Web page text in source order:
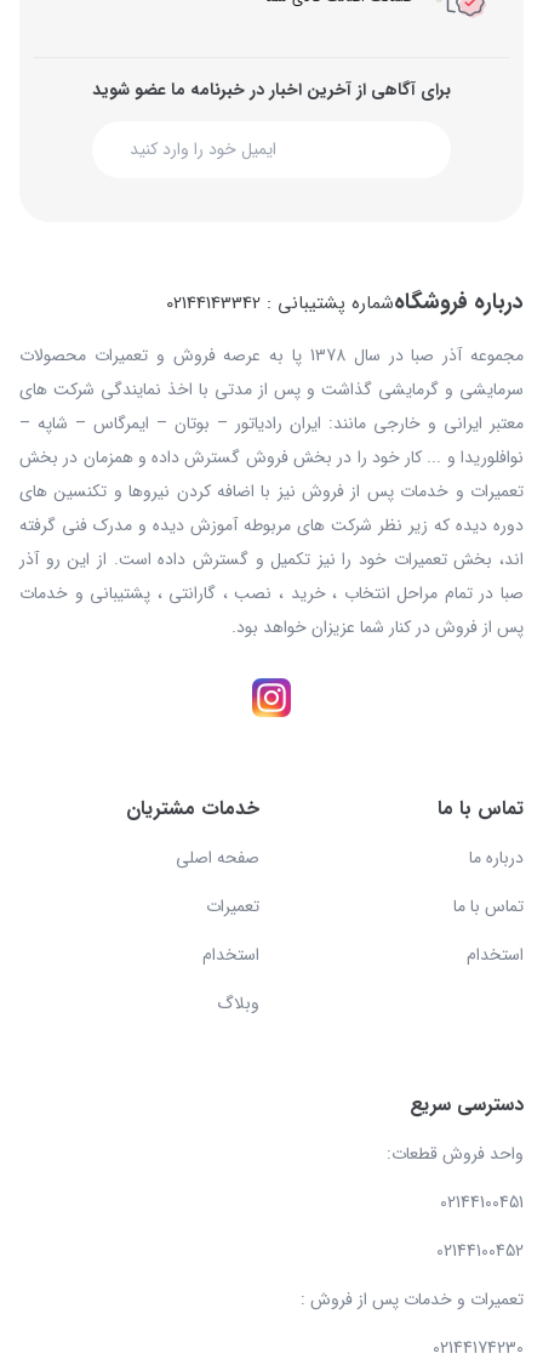
برای آگاهی از آخرین اخبار در خبرنامه ما عضو شوید
درباره فروشگاهشماره پشتیبانی : 02144143342
مجموعه آذر صبا در سال 1378 پا به عرصه فروش و تعمیرات محصولات
سرمایشی و گرمایشی گذاشت و پس از مدتی با اخذ نمایندگی شرکت های
معتبر ایرانی و خارجی مانند: ایران رادیاتور – بوتان – ایمرگاس – شاپه –
نوافلوریدا و ... کار خود را در بخش فروش گسترش داده و همزمان در بخش
تعمیرات و خدمات پس از فروش نیز با اضافه کردن نیروها و تکنسین های
دوره دیده که زیر نظر شرکت های مربوطه آموزش دیده و مدرک فنی گرفته
اند، بخش تعمیرات خود را نیز تکمیل و گسترش داده است. از این رو آذر
صبا در تمام مراحل انتخاب ، خرید ، نصب ، گارانتی ، پشتیبانی و خدمات
پس از فروش در کنار شما عزیزان خواهد بود.
تماس با ما
درباره ما
تماس با ما
استخدام
خدمات مشتریان
صفحه اصلی
تعمیرات
استخدام
وبلاگ
دسترسی سریع
واحد فروش قطعات:
02144100451
02144100452
تعمیرات و خدمات پس از فروش :
02144174230